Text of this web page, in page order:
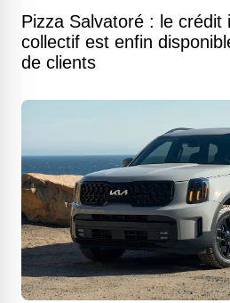
Pizza Salvatoré : le crédit
collectif est enfin
de clients